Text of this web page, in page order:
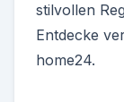
stilvollen
Entdecke
home24.